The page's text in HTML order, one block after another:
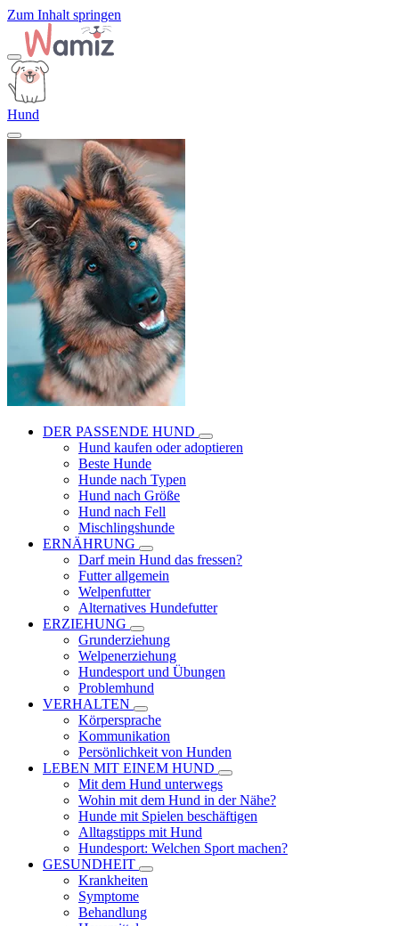
Zum Inhalt springen
Hund
DER PASSENDE HUND
Hund kaufen oder adoptieren
Beste Hunde
Hunde nach Typen
Hund nach Größe
Hund nach Fell
Mischlingshunde
ERNÄHRUNG
Darf mein Hund das fressen?
Futter allgemein
Welpenfutter
Alternatives Hundefutter
ERZIEHUNG
Grunderziehung
Welpenerziehung
Hundesport und Übungen
Problemhund
VERHALTEN
Körpersprache
Kommunikation
Persönlichkeit von Hunden
LEBEN MIT EINEM HUND
Mit dem Hund unterwegs
Wohin mit dem Hund in der Nähe?
Hunde mit Spielen beschäftigen
Alltagstipps mit Hund
Hundesport: Welchen Sport machen?
GESUNDHEIT
Krankheiten
Symptome
Behandlung